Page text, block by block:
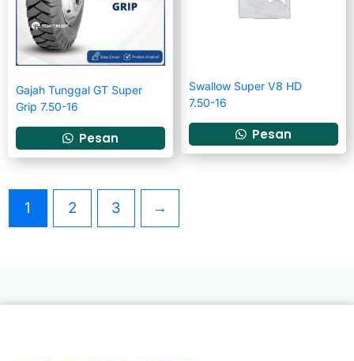
Gajah Tunggal GT Super
Grip 7.50-16
Pesan
Swallow Super V8 HD
7.50-16
Pesan
1 2 3 →